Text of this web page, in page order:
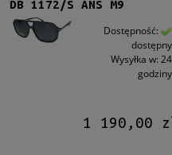
DB 1172/S ANS M9
Dostępność:
dostępny
Wysyłka w: 24
godziny
1 190,00